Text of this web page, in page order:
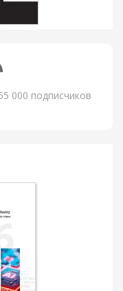
000 подписчиков